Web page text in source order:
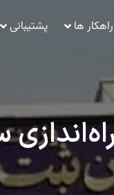
راهکار ها پشتیبانی